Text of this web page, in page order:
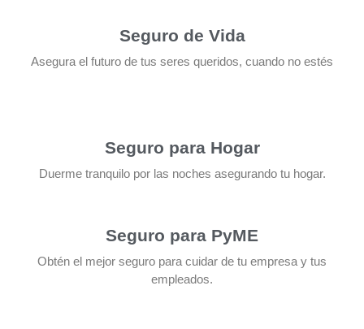
Seguro de Vida
Asegura el futuro de tus seres queridos, cuando no estés
Seguro para Hogar
Duerme tranquilo por las noches asegurando tu hogar.
Seguro para PyME
Obtén el mejor seguro para cuidar de tu empresa y tus
empleados.